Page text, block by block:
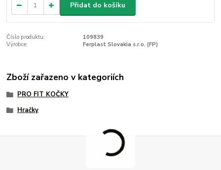
Přidat do košíku
Číslo produktu:
109839
Výrobce:
Ferplast Slovakia s.r.o. (FP)
Zboží zařazeno v kategoriích
PRO FIT KOČKY
Hračky